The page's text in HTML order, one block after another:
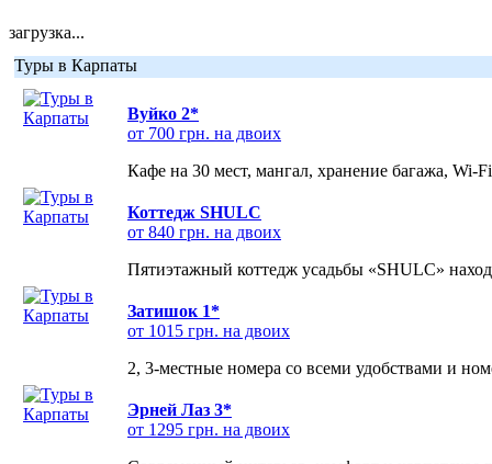
загрузка...
Туры в Карпаты
Вуйко 2*
от 700 грн. на двоих
Кафе на 30 мест, мангал, хранение багажа, Wi-
Коттедж SHULC
от 840 грн. на двоих
Пятиэтажный коттедж усадьбы «SHULC»
Затишок 1*
от 1015 грн. на двоих
2, 3-местные номера со всеми удобствами и
Эрней Лаз 3*
от 1295 грн. на двоих